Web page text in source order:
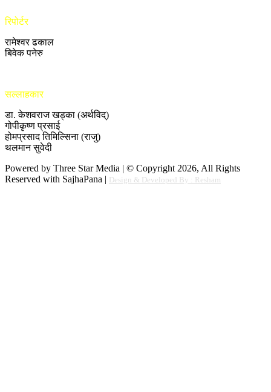
रिपोर्टर
रामेश्वर ढकाल
बिवेक पनेरु
सल्लाहकार
डा. केशवराज खड्का (अर्थविद्)
गोपीकृष्ण प्रसाई
होमप्रसाद तिमिल्सिना (राजु)
थलमान सुवेदी
Powered by Three Star Media | © Copyright 2026, All Rights
Reserved with SajhaPana | Design & Developed By : Resham